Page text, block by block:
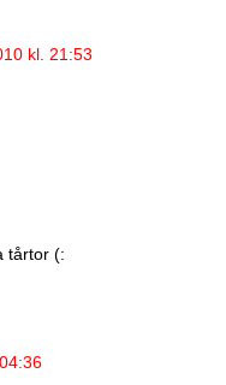
kl. 21:53
tårtor (: